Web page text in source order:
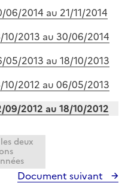
2014 au 21/11/2014
2013 au 30/06/2014
2013 au 18/10/2013
2012 au 06/05/2013
2012 au 18/10/2012
deux
Document suivant